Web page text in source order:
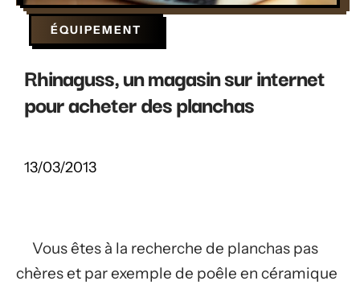
ÉQUIPEMENT
Rhinaguss, un magasin sur internet
pour acheter des planchas
13/03/2013
Vous êtes à la recherche de planchas pas
chères et par exemple de poêle en céramique